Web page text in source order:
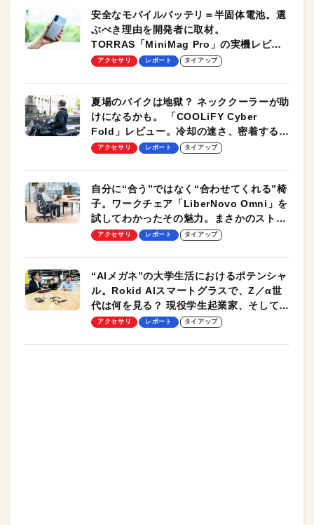
安全なモバイルバッテリ＝半固体電池。選
ぶべき理由を開発者に取材。
TORRAS「MiniMag Pro」の実機レビュ
ーも
アクセサリ レポート タイアップ
夏場のバイクは地獄？ ネッククーラーが助
けになるかも。 「COOLiFY Cyber
Fold」レビュー。冷却の速さ、密着する冷
却プレート、シンプルな操作性がグッド！
アクセサリ レポート タイアップ
自分に“合う”ではなく“合わせてくれる”椅
子。ワークチェア「LiberNovo Omni」を
試してわかったその魅力。まさかのストレ
ッチ機能も搭載
アクセサリ レポート タイアップ
“AIメガネ”の大学生活におけるポテンシャ
ル。Rokid AIスマートグラスで、Z／α世
代は何を見る？ 現役学生起業家、そして教
授による体験会レポート【PR】
アクセサリ レポート タイアップ